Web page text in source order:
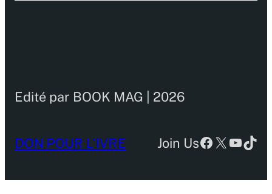
Edité par BOOK MAG | 2026
DON POUR L’IVRE Join UsFacebook
X